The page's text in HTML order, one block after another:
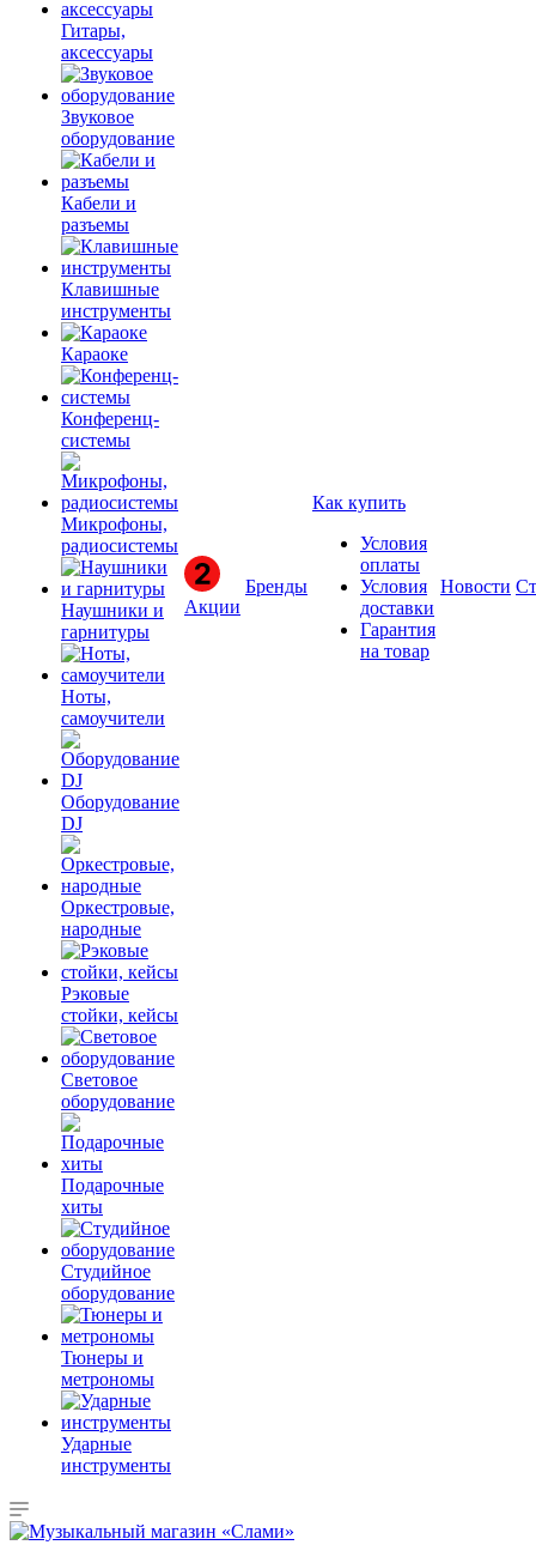
Гитары,
аксессуары
Звуковое
оборудование
Кабели и
разъемы
Клавишные
инструменты
Караоке
Конференц-
системы
Микрофоны,
радиосистемы
Наушники и
гарнитуры
Ноты,
самоучители
Оборудование
DJ
Оркестровые,
народные
Рэковые
стойки, кейсы
Световое
оборудование
Подарочные
хиты
Студийное
оборудование
Тюнеры и
метрономы
Ударные
инструменты
Акции
Бренды
Как купить
Условия
оплаты
Условия
доставки
Гарантия
на товар
Новости